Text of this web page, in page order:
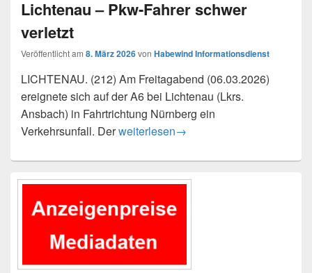
Lichtenau – Pkw-Fahrer schwer
verletzt
Veröffentlicht am 8. März 2026von Habewind Informationsdienst
LICHTENAU. (212) Am Freitagabend (06.03.2026)
ereignete sich auf der A6 bei Lichtenau (Lkrs.
Ansbach) in Fahrtrichtung Nürnberg ein
Verkehrsunfall. DerVerkehrsunfall auf der A6 bei
weiterlesen→
Primärer
Widgetbereich